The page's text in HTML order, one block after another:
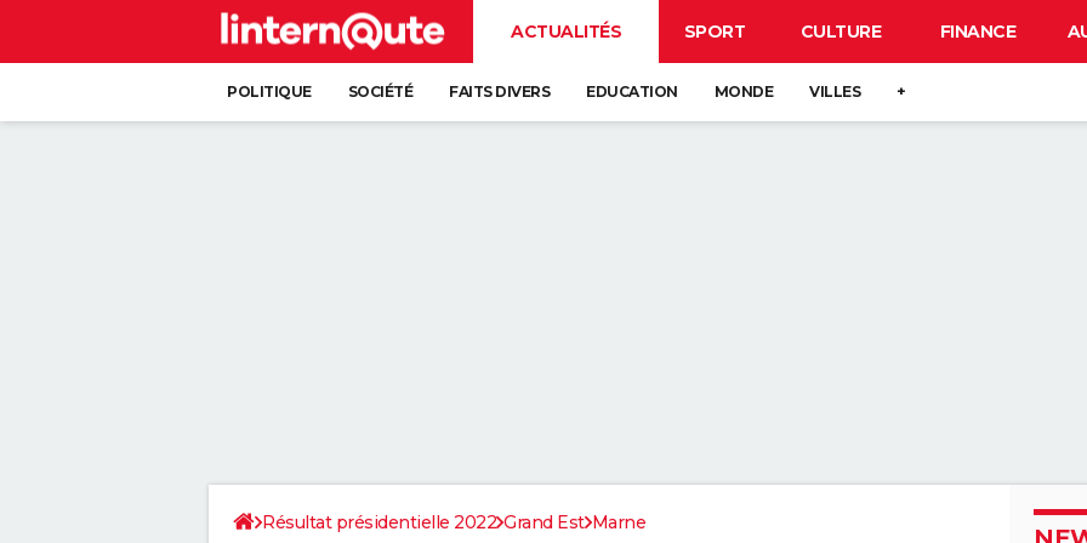
ACTUALITÉS SPORT CULTURE FINANCE
POLITIQUE SOCIÉTÉ FAITS DIVERS EDUCATION MONDE VILLES +
Résultat présidentielle 2022 Grand Est Marne